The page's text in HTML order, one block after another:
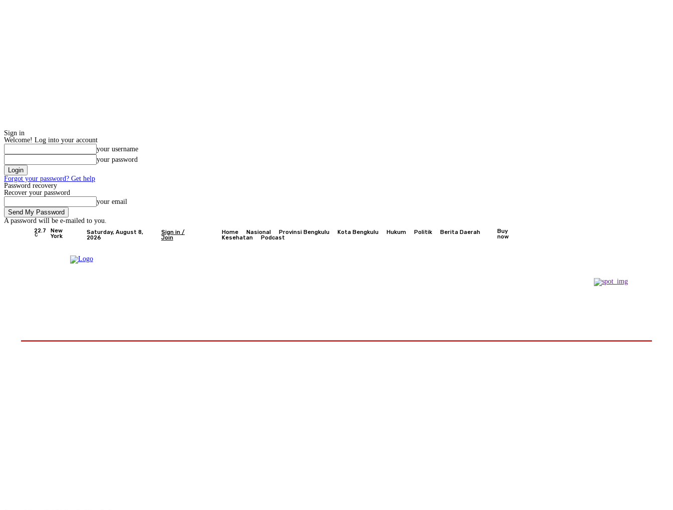
Sign in
Welcome! Log into your account
your username
your password
Forgot your password? Get help
Password recovery
Recover your password
your email
A password will be e-mailed to you.
22.7
C
New
York
Saturday, August 8,
2026
Sign in /
Join
Home Nasional Provinsi Bengkulu Kota Bengkulu Hukum Politik
Berita Daerah
Kesehatan
Podcast
Buy
now